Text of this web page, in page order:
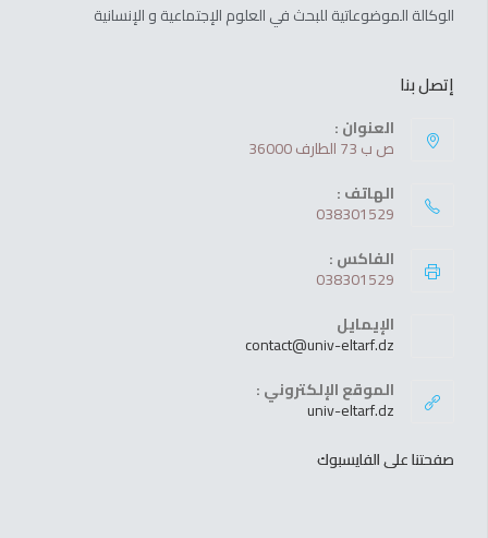
الوكالة الموضوعاتية للبحث في العلوم الإجتماعية و الإنسانية
إتصل بنا
العنوان :
ص ب 73 الطارف 36000
الهاتف :
038301529
الفاكس :
038301529
الإيمايل
contact@univ-eltarf.dz
الموقع الإلكتروني :
univ-eltarf.dz
صفحتنا على الفايسبوك